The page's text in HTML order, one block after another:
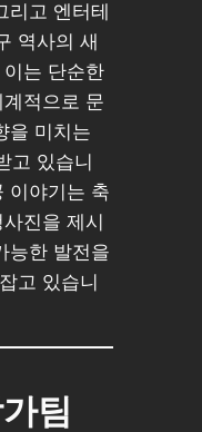
리고 엔터테
역사의 새
는 단순한
적으로 문
을 미치는
고 있습니
이야기는 축
진을 제시
능한 발전을
고 있습니
팀